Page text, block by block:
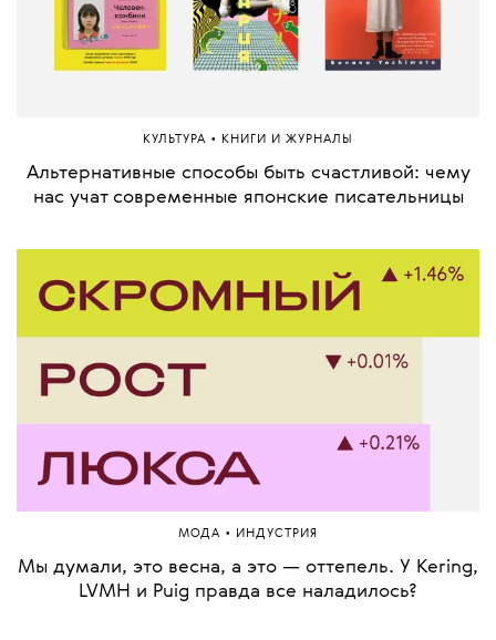
КУЛЬТУРА • КНИГИ И ЖУРНАЛЫ
Альтернативные способы быть счастливой: чему
нас учат современные японские писательницы
МОДА • ИНДУСТРИЯ
Мы думали, это весна, а это — оттепель. У Kering,
LVMH и Puig правда все наладилось?